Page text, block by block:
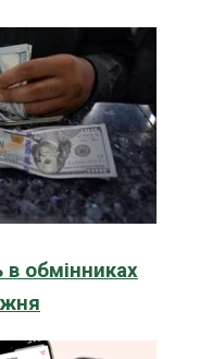
в обмінниках